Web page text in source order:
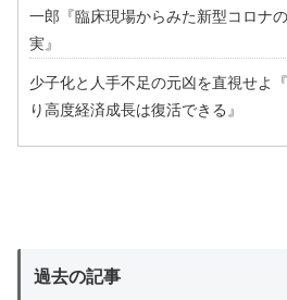
一郎『臨床現場からみた新型コロナ
実』
少子化と人手不足の元凶を直視せよ
り高度経済成長は復活できる』
過去の記事